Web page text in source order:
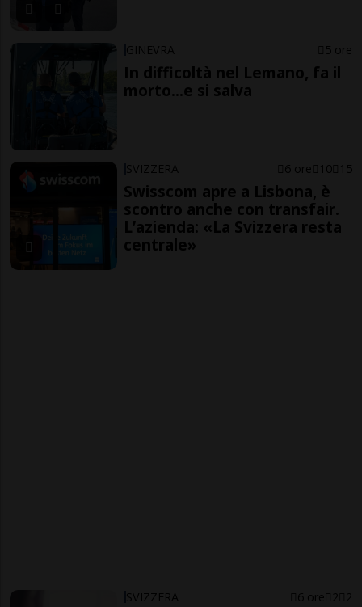
GINEVRA 5 ore
In difficoltà nel Lemano, fa il
morto...e si salva
SVIZZERA 6 ore 10 15
Swisscom apre a Lisbona, è
scontro anche con transfair.
L’azienda: «La Svizzera resta
centrale»
SVIZZERA 6 ore 2 2